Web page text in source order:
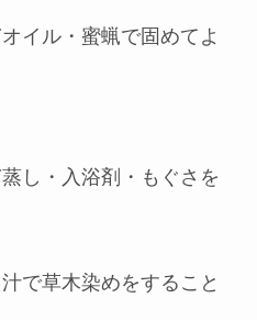
イル・蜜蝋で固めてよ
し・入浴剤・もぐさを
で草木染めをすること